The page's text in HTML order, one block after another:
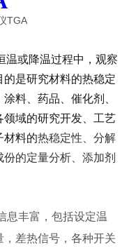
温或降温过程中，观察
是研究材料的热稳定
料、药品、催化剂、
域的研究开发、工艺
材料的热稳定性、分解
的定量分析、添加剂
息丰富，包括设定温
差热信号，各种开关